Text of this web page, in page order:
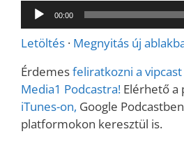
Audió
lejátszó
00:00
Letöltés · Megnyitás új
Érdemesfeliratkozni a
Media1 Podcastra! Elérhető a
iTunes-on, Google
platformokon keresztül is.